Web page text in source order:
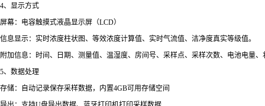
4、显示方式
屏幕：电容触摸式液晶显示屏（LCD）
信息显示：实时浓度柱状图、等效浓度计算值、实时气流值、洁净度真实等级值。
附加信息：时间、日期、测量值、温湿度、房间号、采样点、采样次数、电池电量、
5、数据处理
存储：自动记录保存采样数据，内置4GB可用存储空间